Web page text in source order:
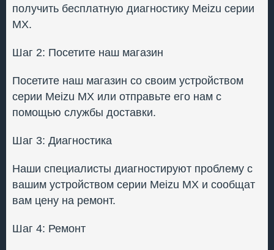
получить бесплатную диагностику Meizu серии
MX.
Шаг 2: Посетите наш магазин
Посетите наш магазин со своим устройством
серии Meizu MX или отправьте его нам с
помощью службы доставки.
Шаг 3: Диагностика
Наши специалисты диагностируют проблему с
вашим устройством серии Meizu MX и сообщат
вам цену на ремонт.
Шаг 4: Ремонт